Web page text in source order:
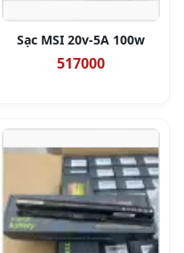
Sạc MSI 20v-5A 100w
517000